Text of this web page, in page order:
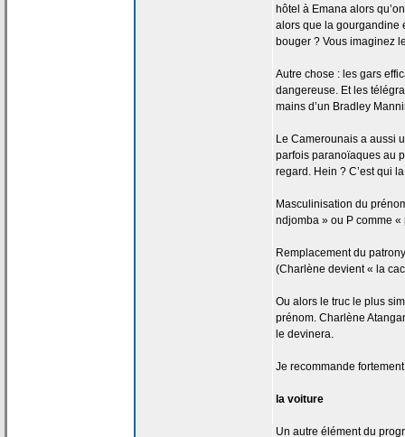
hôtel à Emana alors
alors que la gourgandine
bouger ? Vous imaginez
Autre chose : les gars
dangereuse. Et les
mains d’un Bradley
Le Camerounais a aussi
parfois paranoïaques au
regard. Hein ? C’est qui la
Masculinisation du
ndjomba » ou P comme
Remplacement du
(Charlène devient « la
Ou alors le truc le plus
prénom. Charlène
le devinera.
Je recommande
la voiture
Un autre élément du